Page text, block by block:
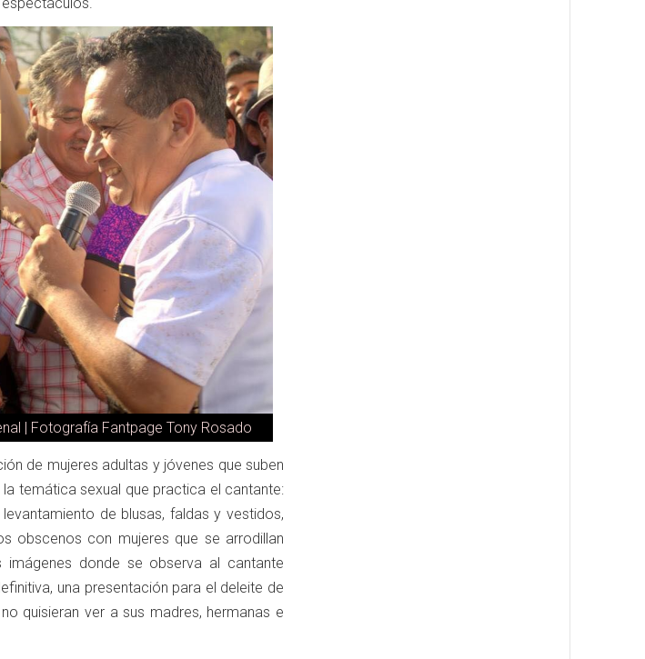
| Fotografía Fantpage Tony Rosado
de mujeres adultas y jóvenes que suben
temática sexual que practica el cantante:
de blusas, faldas y vestidos,
obscenos con mujeres que se arrodillan
donde se observa al cantante
una presentación para el deleite de
quisieran ver a sus madres, hermanas e